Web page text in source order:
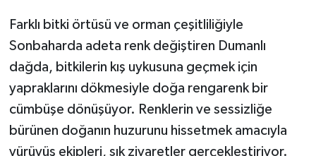
Farklı bitki örtüsü ve orman çeşitliliğiyle
Sonbaharda adeta renk değiştiren Dumanlı
dağda, bitkilerin kış uykusuna geçmek için
yapraklarını dökmesiyle doğa rengarenk bir
cümbüşe dönüşüyor. Renklerin ve sessizliğe
bürünen doğanın huzurunu hissetmek amacıyla
yürüyüş ekipleri, sık ziyaretler gerçekleştiriyor.